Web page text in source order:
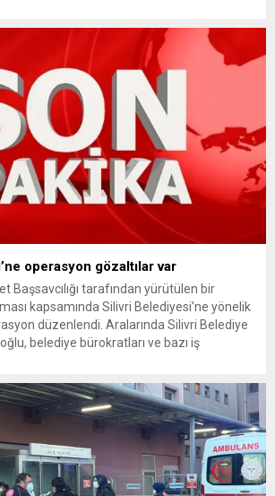
bağlı ilgili kurumlarca...
operasyon gözaltılar var
Başsavcılığı tarafından yürütülen bir
kapsamında Silivri Belediyesi’ne yönelik
düzenlendi. Aralarında Silivri Belediye
belediye bürokratları ve bazı iş
çalışmaları devam ediyor. İstanbul’da...